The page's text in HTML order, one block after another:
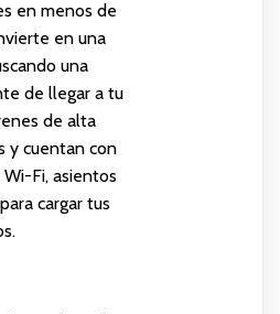
en menos de
en una
una
de llegar a tu
de alta
y cuentan con
Fi, asientos
cargar tus